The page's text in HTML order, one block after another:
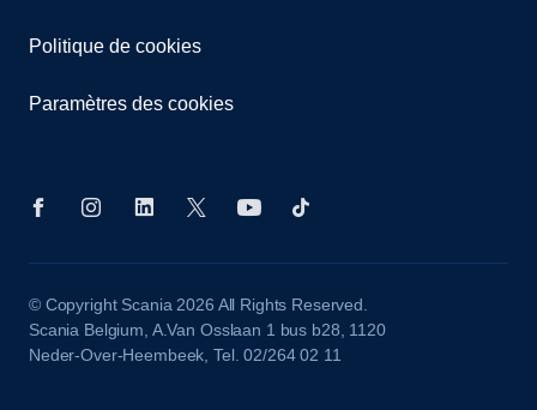
Politique de cookies
Paramètres des cookies
© Copyright Scania 2026 All Rights Reserved.
Scania Belgium, A.Van Osslaan 1 bus b28, 1120
Neder-Over-Heembeek, Tel. 02/264 02 11